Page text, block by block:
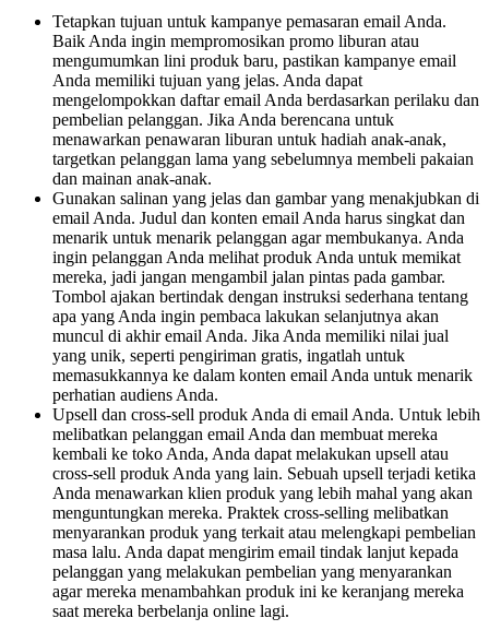
Tetapkan tujuan untuk kampanye pemasaran email Anda.
Baik Anda ingin mempromosikan promo liburan atau
mengumumkan lini produk baru, pastikan kampanye email
Anda memiliki tujuan yang jelas. Anda dapat
mengelompokkan daftar email Anda berdasarkan perilaku dan
pembelian pelanggan. Jika Anda berencana untuk
menawarkan penawaran liburan untuk hadiah anak-anak,
targetkan pelanggan lama yang sebelumnya membeli pakaian
dan mainan anak-anak.
Gunakan salinan yang jelas dan gambar yang menakjubkan di
email Anda. Judul dan konten email Anda harus singkat dan
menarik untuk menarik pelanggan agar membukanya. Anda
ingin pelanggan Anda melihat produk Anda untuk memikat
mereka, jadi jangan mengambil jalan pintas pada gambar.
Tombol ajakan bertindak dengan instruksi sederhana tentang
apa yang Anda ingin pembaca lakukan selanjutnya akan
muncul di akhir email Anda. Jika Anda memiliki nilai jual
yang unik, seperti pengiriman gratis, ingatlah untuk
memasukkannya ke dalam konten email Anda untuk menarik
perhatian audiens Anda.
Upsell dan cross-sell produk Anda di email Anda. Untuk lebih
melibatkan pelanggan email Anda dan membuat mereka
kembali ke toko Anda, Anda dapat melakukan upsell atau
cross-sell produk Anda yang lain. Sebuah upsell terjadi ketika
Anda menawarkan klien produk yang lebih mahal yang akan
menguntungkan mereka. Praktek cross-selling melibatkan
menyarankan produk yang terkait atau melengkapi pembelian
masa lalu. Anda dapat mengirim email tindak lanjut kepada
pelanggan yang melakukan pembelian yang menyarankan
agar mereka menambahkan produk ini ke keranjang mereka
saat mereka berbelanja online lagi.